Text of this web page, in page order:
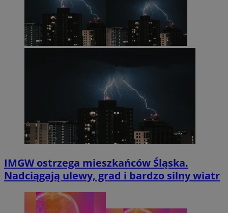
IMGW ostrzega mieszkańców Śląska.
Nadciągają ulewy, grad i bardzo silny wiatr